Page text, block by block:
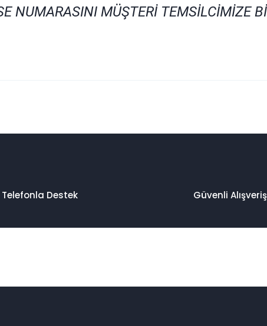
NUMARASINI MÜŞTERİ TEMSİLCİMİZE
Telefonla Destek Güvenli Alışveriş